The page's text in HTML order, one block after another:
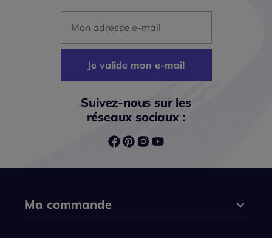
Je valide mon e-mail
Suivez-nous sur les
réseaux sociaux :
Ma commande